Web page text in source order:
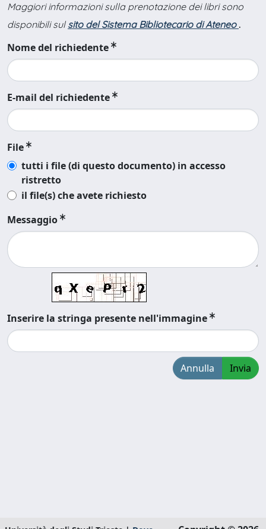
Maggiori informazioni sulla prenotazione dei libri sono
disponibili sul sito del Sistema Bibliotecario di Ateneo .
Nome del richiedente
E-mail del richiedente
File
tutti i file (di questo documento) in accesso
ristretto
il file(s) che avete richiesto
Messaggio
Inserire la stringa presente nell'immagine
Annulla Invia